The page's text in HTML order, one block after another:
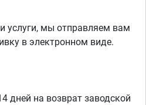
услуги, мы отправляем вам
в электронном виде.
дней на возврат заводской